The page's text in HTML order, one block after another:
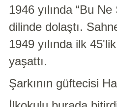
1946 yılında “Bu
dilinde dolaştı.
1949 yılında ilk
yaşattı.
Şarkının güftecisi